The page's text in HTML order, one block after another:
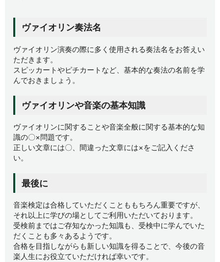
ヴァイオリン奏法名
ヴァイオリン演奏の際に多く使用される奏法名をお答えい
ただきます。
スピッカートやピチカートなど、基本的な奏法の名前を学
んでおきましょう。
ヴァイオリンや音楽の基本知識
ヴァイオリンに関することや音楽全般に関する基本的な知
識の〇×問題です。
正しい文章には〇、間違った文章には×をご記入くださ
い。
最後に
音楽検定は合格していただくことももちろん重要ですが、
それ以上に学びの場としてご利用いただいております。
受検前まではご存知なかった知識も、受検中に学んでいた
だくことも多々あるようです。
合格を目指しながらも新しい知識を得ることで、今後の音
楽人生にお役立ていただければ幸いです。